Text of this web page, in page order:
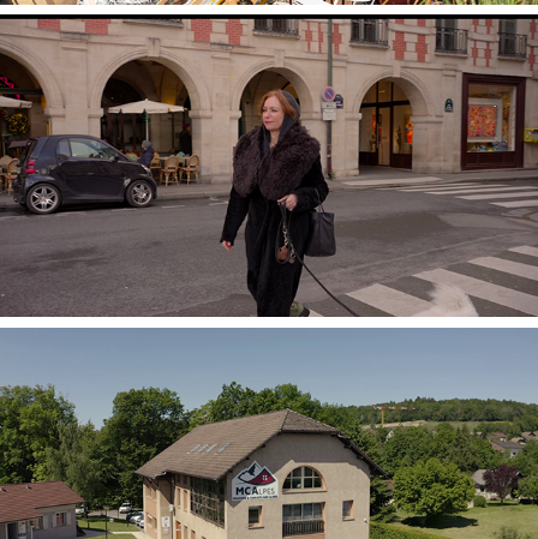
Second Pétale II
Maisons et Chalets des Alpes